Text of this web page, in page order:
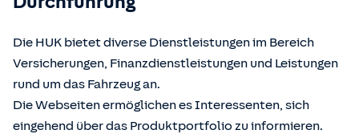
Die HUK bietet diverse Dienstleistungen im Bereich
Versicherungen, Finanzdienstleistungen und Leistungen
rund um das Fahrzeug an.
Die Webseiten ermöglichen es Interessenten, sich
eingehend über das Produktportfolio zu informieren.